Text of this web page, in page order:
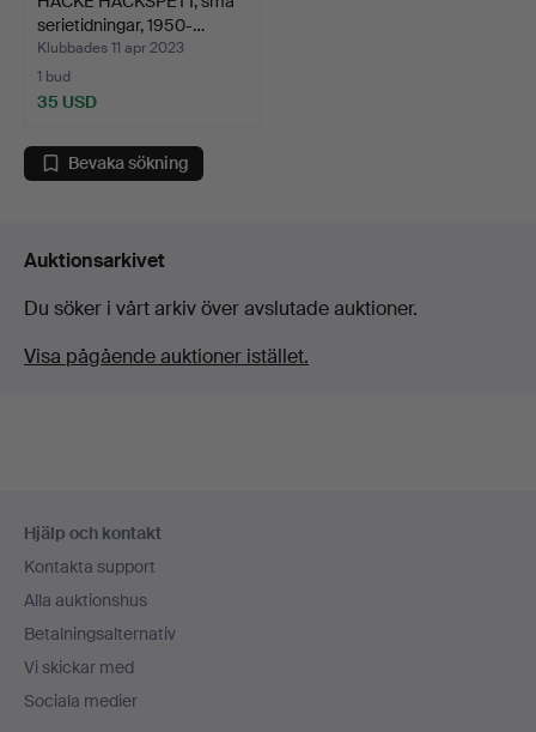
serietidningar, 1950-…
Klubbades 11 apr 2023
1 bud
35 USD
Bevaka sökning
Auktionsarkivet
Du söker i vårt arkiv över avslutade auktioner.
Visa pågående auktioner istället.
Hjälp och kontakt
Kontakta support
Alla auktionshus
Betalningsalternativ
Vi skickar med
Sociala medier